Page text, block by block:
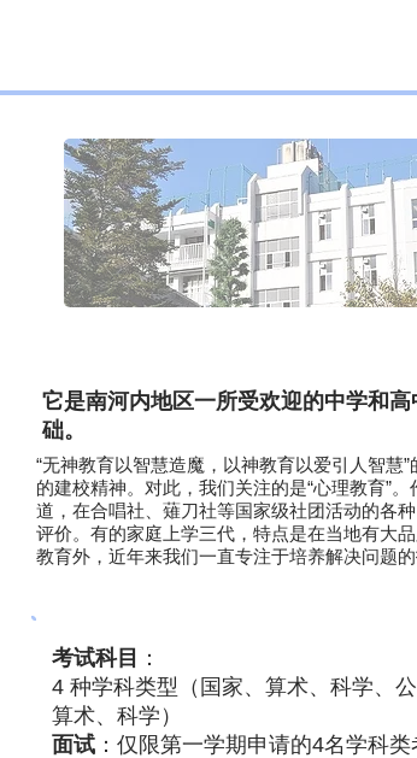
它是南河内地区一所受欢迎的中学和
础。
“无神教育以智慧造魔，以神教育以爱引人智慧
的建校精神。对此，我们关注的是“心理教育”
道，在合唱社、薙刀社等国家级社团活动的各
评价。有的家庭上学三代，特点是在当地有大
教育外，近年来我们一直专注于培养解决问题
考试科目
：
4 种学科类型（国家、算术、科学、
算术、科学）
面试 ：仅限第一学期申请的4名学科类